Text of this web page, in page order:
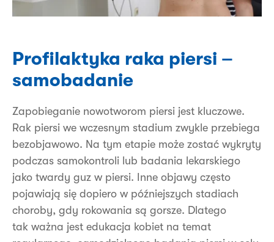
Profilaktyka raka piersi –
samobadanie
Zapobieganie nowotworom piersi jest kluczowe.
Rak piersi we wczesnym stadium zwykle przebiega
bezobjawowo. Na tym etapie może zostać wykryty
podczas samokontroli lub badania lekarskiego
jako twardy guz w piersi. Inne objawy często
pojawiają się dopiero w późniejszych stadiach
choroby, gdy rokowania są gorsze. Dlatego
tak ważna jest edukacja kobiet na temat